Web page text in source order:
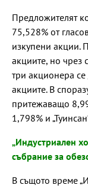
Предложителят
75,528% от
изкупени акции.
акциите, но чрез
три акционера
акциите. В
притежаващо
1,798% и
„Индустриален
събрание за
В същото време